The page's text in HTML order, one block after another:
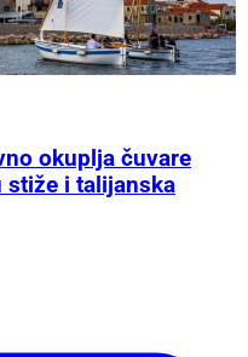
okuplja čuvare
stiže i talijanska